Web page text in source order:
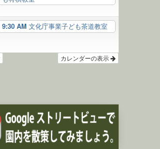
9:30 AM 文化庁事業子ども茶道教室
カレンダーの表示